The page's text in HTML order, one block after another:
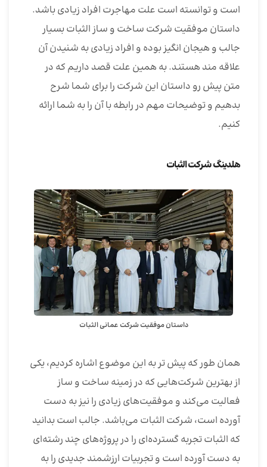
است و توانسته است علت مهاجرت افراد زیادی باشد.
داستان موفقیت شرکت ساخت و ساز الثبات بسیار
جالب و هیجان انگیز بوده و افراد زیادی به شنیدن آن
علاقه مند هستند. به همین علت قصد داریم که در
متن پیش رو داستان این شرکت را برای شما شرح
بدهیم و توضیحات مهم در رابطه با آن را به شما ارائه
کنیم.
هلدینگ شرکت الثبات
داستان موفقیت شرکت عمانی الثبات
همان طور که پیش تر به این موضوع اشاره کردیم، یکی
از بهترین شرکت‌هایی که در زمینه ساخت و ساز
فعالیت می‌کند و موفقیت‌های زیادی را نیز به دست
آورده است، شرکت الثبات می‌باشد. جالب است بدانید
که الثبات تجربه گسترده‌ای را در پروژه‌های چند رشته‌ای
به دست آورده است و تجربیات ارزشمند جدیدی را به